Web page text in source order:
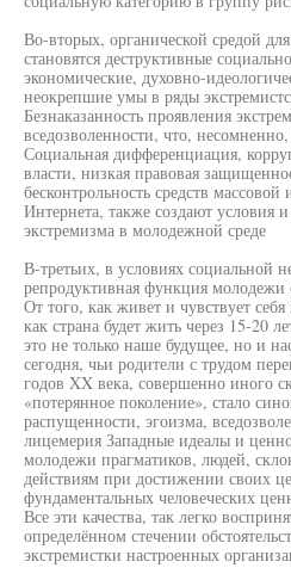
Во-вторых, органической средой
становятся деструктивные
экономические, духовно-
неокрепшие умы в ряды
Безнаказанность проявления
вседозволенности, что,
Социальная дифференциация,
власти, низкая правовая
бесконтрольность средств
Интернета, также создают условия
экстремизма в молодежной среде
В-третьих, в условиях социальной
репродуктивная функция молодежи
От того, как живет и чувствует
как страна будет жить через 15-20
это не только наше будущее, но и
сегодня, чьи родители с трудом
годов XX века, совершенно иного
«потерянное поколение», стало
распущенности, эгоизма,
лицемерия Западные идеалы и
молодежи прагматиков, людей,
действиям при достижении своих
фундаментальных человеческих
Все эти качества, так легко
определённом стечении
экстремистки настроенных